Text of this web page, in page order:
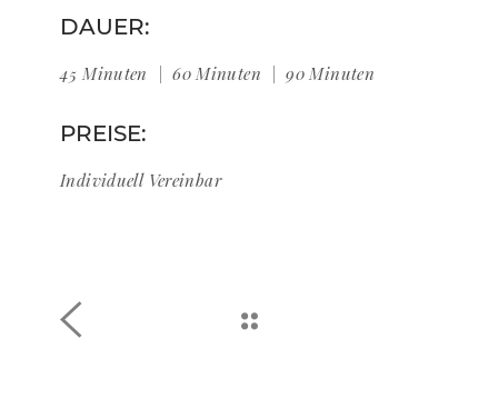
DAUER:
45 Minuten 60 Minuten 90 Minuten
PREISE:
Individuell Vereinbar